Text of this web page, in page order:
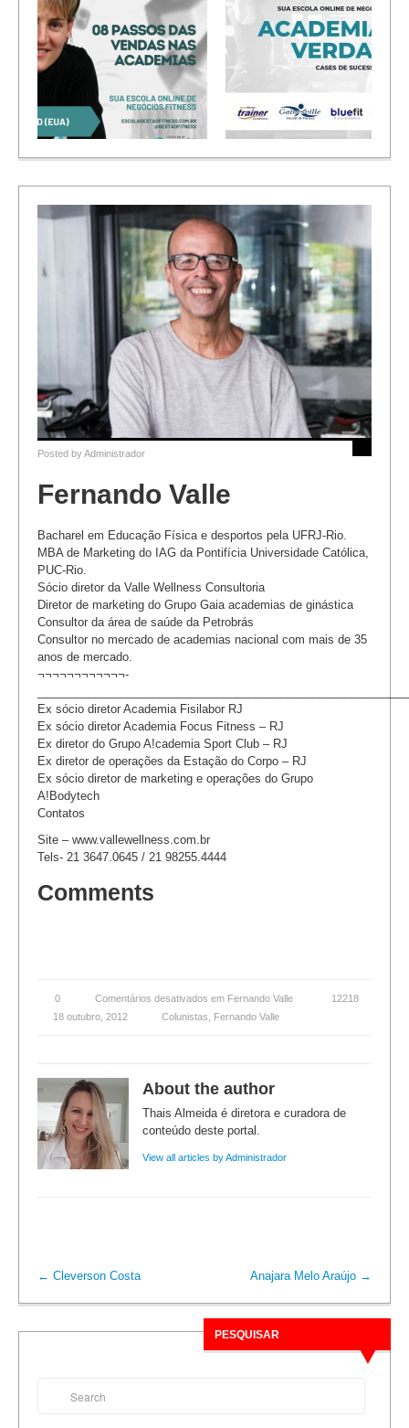
Arquitetura para Academias
Posted byAdministrador
Fernando Valle
Bacharel em Educação Física e desportos pela UFRJ-Rio.
MBA de Marketing do IAG da Pontifícia Universidade Católica,
PUC-Rio.
Sócio diretor da Valle Wellness Consultoria
Diretor de marketing do Grupo Gaia academias de ginástica
Consultor da área de saúde da Petrobrás
Consultor no mercado de academias nacional com mais de 35
anos de mercado.
¬¬¬¬¬¬¬¬¬¬¬¬-
Ex sócio diretor Academia Fisilabor RJ
Ex sócio diretor Academia Focus Fitness – RJ
Ex diretor do Grupo A!cademia Sport Club – RJ
Ex diretor de operações da Estação do Corpo – RJ
Ex sócio diretor de marketing e operações do Grupo
A!Bodytech
Contatos
Site – www.vallewellness.com.br
Tels- 21 3647.0645 / 21 98255.4444
Comments
0 Comentários desativados em Fernando Valle
12218
18 outubro, 2012
Colunistas Fernando Valle
About the author
Thais Almeida é diretora e curadora de
conteúdo deste portal.
View all articles by Administrador
← Cleverson Costa Anajara Melo Araújo →
PESQUISAR